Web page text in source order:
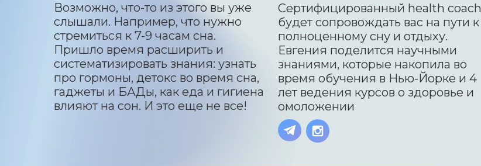
Возможно, что-то из этого вы уже
слышали. Например, что нужно
стремиться к 7-9 часам сна.
Пришло время расширить и
систематизировать знания: узнать
про гормоны, детокс во время сна,
гаджеты и БАДы, как еда и гигиена
влияют на сон. И это еще не все!
Сертифицированный health coach
будет сопровождать вас на пути к
полноценному сну и отдыху.
Евгения поделится научными
знаниями, которые накопила во
время обучения в Нью-Йорке и 4
лет ведения курсов о здоровье и
омоложении